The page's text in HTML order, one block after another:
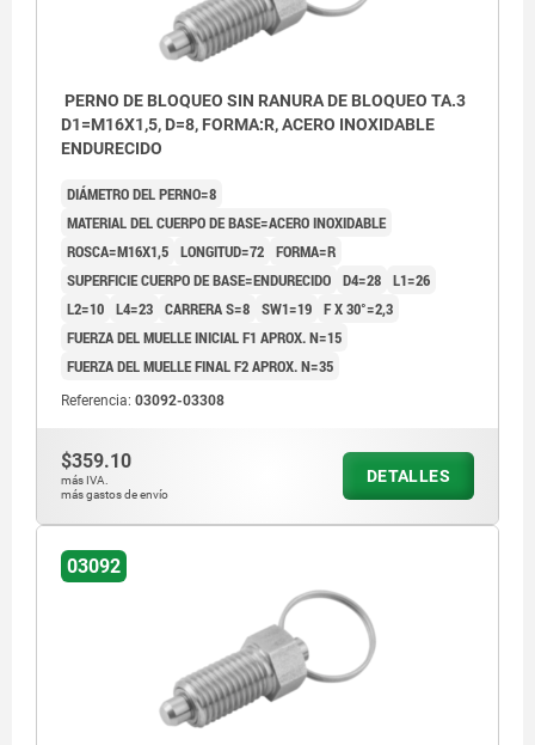
PERNO DE BLOQUEO SIN RANURA DE BLOQUEO TA.3
D1=M16X1,5, D=8, FORMA:R, ACERO INOXIDABLE
ENDURECIDO
DIÁMETRO DEL PERNO=8
MATERIAL DEL CUERPO DE BASE=ACERO INOXIDABLE
ROSCA=M16X1,5 LONGITUD=72 FORMA=R
SUPERFICIE CUERPO DE BASE=ENDURECIDO D4=28 L1=26
L2=10 L4=23 CARRERA S=8 SW1=19 F X 30°=2,3
FUERZA DEL MUELLE INICIAL F1 APROX. N=15
FUERZA DEL MUELLE FINAL F2 APROX. N=35
Referencia: 03092-03308
$359.10
más IVA.
más gastos de envío
DETALLES
03092